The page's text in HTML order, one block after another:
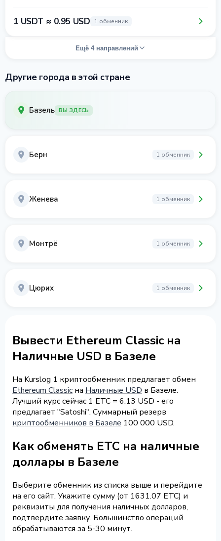
1 USDT ≈ 0.95 USD 1 обменник
Ещё 4 направлений
Другие города в этой стране
Базель ВЫ ЗДЕСЬ
Берн 1 обменник
Женева 1 обменник
Монтрё 1 обменник
Цюрих 1 обменник
Вывести Ethereum Classic на
Наличные USD в Базеле
На Kurslog 1 криптообменник предлагает обмен
Ethereum Classic на Наличные USD в Базеле.
Лучший курс сейчас 1 ETC = 6.13 USD - его
предлагает "Satoshi". Суммарный резерв
криптообменников в Базеле 100 000 USD.
Как обменять ETC на наличные
доллары в Базеле
Выберите обменник из списка выше и перейдите
на его сайт. Укажите сумму (от 1631.07 ETC) и
реквизиты для получения наличных долларов,
подтвердите заявку. Большинство операций
обрабатываются за 5-30 минут.